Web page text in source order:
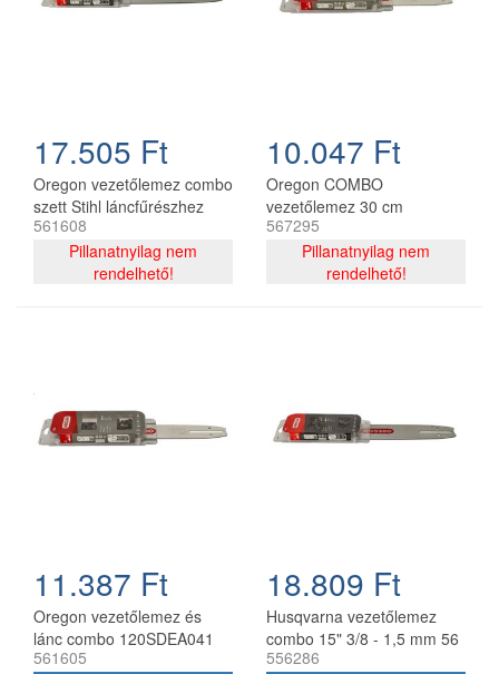
17.505 Ft
Oregon vezetőlemez combo
szett Stihl láncfűrészhez
325 - 1,6 mm 40 cm 67
szemes
561608
Pillanatnyilag nem
rendelhető!
10.047 Ft
Oregon COMBO
vezetőlemez 30 cm
120SDEA074 + 2 db
91P044E lánc 3/8P 1.3 mm
44 szemes
567295
Pillanatnyilag nem
rendelhető!
11.387 Ft
Oregon vezetőlemez és
lánc combo 120SDEA041
30 cm 3/8 1,3 mm 2x
561605
18.809 Ft
Husqvarna vezetőlemez
combo 15" 3/8 - 1,5 mm 56
szemes 2 db Oregon
556286